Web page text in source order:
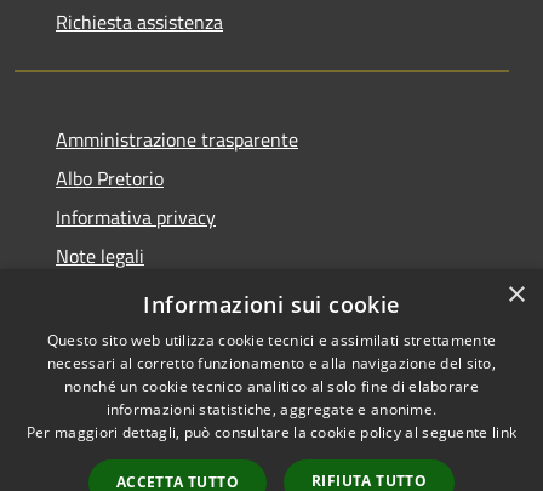
Richiesta assistenza
Amministrazione trasparente
Albo Pretorio
Informativa privacy
Note legali
Dichiarazione di accessibilità
Accessibilità
Copyright © 2021 •
Comune di Concesio •
Powered byMunicipium
×
Informazioni sui cookie
Questo sito web utilizza cookie tecnici e assimilati strettamente
necessari al corretto funzionamento e alla navigazione del sito,
nonché un cookie tecnico analitico al solo fine di elaborare
informazioni statistiche, aggregate e anonime.
Per maggiori dettagli, può consultare la cookie policy al seguente link
ACCETTA TUTTO RIFIUTA TUTTO